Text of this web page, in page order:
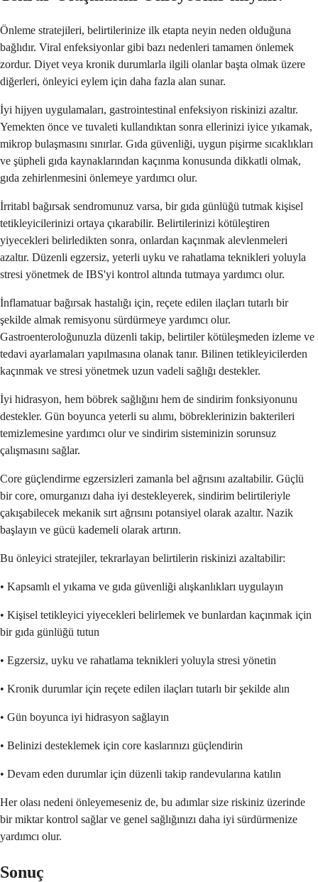
Önleme stratejileri, belirtilerinize ilk etapta neyin neden olduğuna
bağlıdır. Viral enfeksiyonlar gibi bazı nedenleri tamamen önlemek
zordur. Diyet veya kronik durumlarla ilgili olanlar başta olmak üzere
diğerleri, önleyici eylem için daha fazla alan sunar.
İyi hijyen uygulamaları, gastrointestinal enfeksiyon riskinizi azaltır.
Yemekten önce ve tuvaleti kullandıktan sonra ellerinizi iyice yıkamak,
mikrop bulaşmasını sınırlar. Gıda güvenliği, uygun pişirme sıcaklıkları
ve şüpheli gıda kaynaklarından kaçınma konusunda dikkatli olmak,
gıda zehirlenmesini önlemeye yardımcı olur.
İrritabl bağırsak sendromunuz varsa, bir gıda günlüğü tutmak kişisel
tetikleyicilerinizi ortaya çıkarabilir. Belirtilerinizi kötüleştiren
yiyecekleri belirledikten sonra, onlardan kaçınmak alevlenmeleri
azaltır. Düzenli egzersiz, yeterli uyku ve rahatlama teknikleri yoluyla
stresi yönetmek de IBS'yi kontrol altında tutmaya yardımcı olur.
İnflamatuar bağırsak hastalığı için, reçete edilen ilaçları tutarlı bir
şekilde almak remisyonu sürdürmeye yardımcı olur.
Gastroenteroloğunuzla düzenli takip, belirtiler kötüleşmeden izleme ve
tedavi ayarlamaları yapılmasına olanak tanır. Bilinen tetikleyicilerden
kaçınmak ve stresi yönetmek uzun vadeli sağlığı destekler.
İyi hidrasyon, hem böbrek sağlığını hem de sindirim fonksiyonunu
destekler. Gün boyunca yeterli su alımı, böbreklerinizin bakterileri
temizlemesine yardımcı olur ve sindirim sisteminizin sorunsuz
çalışmasını sağlar.
Core güçlendirme egzersizleri zamanla bel ağrısını azaltabilir. Güçlü
bir core, omurganızı daha iyi destekleyerek, sindirim belirtileriyle
çakışabilecek mekanik sırt ağrısını potansiyel olarak azaltır. Nazik
başlayın ve gücü kademeli olarak artırın.
Bu önleyici stratejiler, tekrarlayan belirtilerin riskinizi azaltabilir:
• Kapsamlı el yıkama ve gıda güvenliği alışkanlıkları uygulayın
• Kişisel tetikleyici yiyecekleri belirlemek ve bunlardan kaçınmak için
bir gıda günlüğü tutun
• Egzersiz, uyku ve rahatlama teknikleri yoluyla stresi yönetin
• Kronik durumlar için reçete edilen ilaçları tutarlı bir şekilde alın
• Gün boyunca iyi hidrasyon sağlayın
• Belinizi desteklemek için core kaslarınızı güçlendirin
• Devam eden durumlar için düzenli takip randevularına katılın
Her olası nedeni önleyemeseniz de, bu adımlar size riskiniz üzerinde
bir miktar kontrol sağlar ve genel sağlığınızı daha iyi sürdürmenize
yardımcı olur.
Sonuç